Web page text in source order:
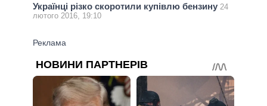
Українці різко скоротили купівлю бензину 24
лютого 2016, 19:10